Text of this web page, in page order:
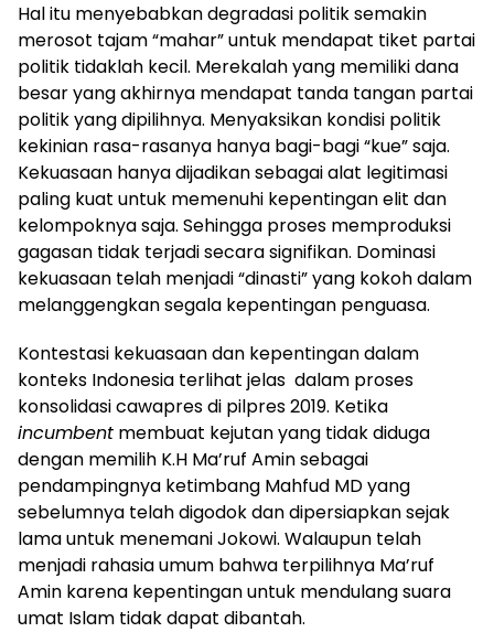
Hal itu menyebabkan degradasi politik semakin
merosot tajam “mahar” untuk mendapat tiket partai
politik tidaklah kecil. Merekalah yang memiliki dana
besar yang akhirnya mendapat tanda tangan partai
politik yang dipilihnya. Menyaksikan kondisi politik
kekinian rasa-rasanya hanya bagi-bagi “kue” saja.
Kekuasaan hanya dijadikan sebagai alat legitimasi
paling kuat untuk memenuhi kepentingan elit dan
kelompoknya saja. Sehingga proses memproduksi
gagasan tidak terjadi secara signifikan. Dominasi
kekuasaan telah menjadi “dinasti” yang kokoh dalam
melanggengkan segala kepentingan penguasa.
Kontestasi kekuasaan dan kepentingan dalam
konteks Indonesia terlihat jelas dalam proses
konsolidasi cawapres di pilpres 2019. Ketika
incumbent membuat kejutan yang tidak diduga
dengan memilih K.H Ma’ruf Amin sebagai
pendampingnya ketimbang Mahfud MD yang
sebelumnya telah digodok dan dipersiapkan sejak
lama untuk menemani Jokowi. Walaupun telah
menjadi rahasia umum bahwa terpilihnya Ma’ruf
Amin karena kepentingan untuk mendulang suara
umat Islam tidak dapat dibantah.